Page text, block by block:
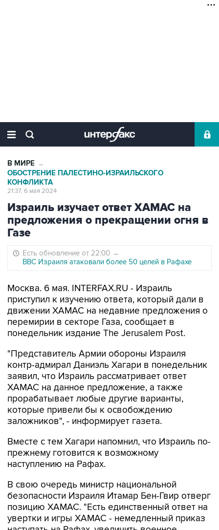
В МИРЕ →
ОБОСТРЕНИЕ ПАЛЕСТИНО-ИЗРАИЛЬСКОГО
КОНФЛИКТА
21:37, 6 мая 2024
Израиль изучает ответ ХАМАС на
предложения о прекращении огня в
Газе
Есть обновление от 22:00 →
ВВС Израиля атаковали более 50 целей в Рафахе
Москва. 6 мая. INTERFAX.RU - Израиль
приступил к изучению ответа, который дали в
движении ХАМАС на недавние предложения о
перемирии в секторе Газа, сообщает в
понедельник издание The Jerusalem Post.
"Представитель Армии обороны Израиля
контр-адмирал Даниэль Хагари в понедельник
заявил, что Израиль рассматривает ответ
ХАМАС на данное предложение, а также
прорабатывает любые другие варианты,
которые привели бы к освобождению
заложников", - информирует газета.
Вместе с тем Хагари напомнил, что Израиль по-
прежнему готовится к возможному
наступлению на Рафах.
В свою очередь министр национальной
безопасности Израиля Итамар Бен-Гвир отверг
позицию ХАМАС. "Есть единственный ответ на
увертки и игры ХАМАС - немедленный приказ